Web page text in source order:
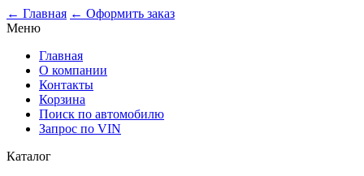
← Главная ← Оформить заказ
Меню
Главная
О компании
Контакты
Корзина
Поиск по автомобилю
Запрос по VIN
Каталог